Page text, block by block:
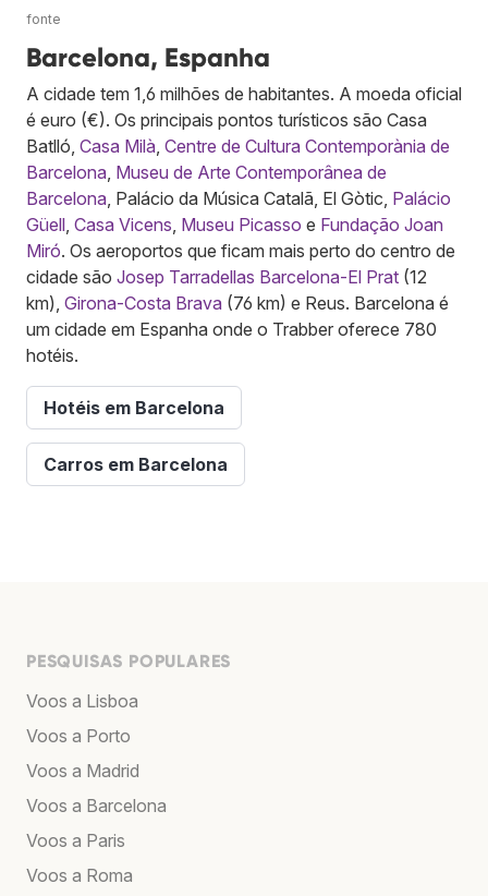
fonte
Barcelona, Espanha
A cidade tem 1,6 milhões de habitantes. A moeda oficial
é euro (€). Os principais pontos turísticos são Casa
Batlló, Casa Milà Centre de Cultura Contemporània de
Barcelona Museu de Arte Contemporânea de
Barcelona , Palácio da Música Catalã, El Gòtic, Palácio
Güell Casa Vicens Museu Picasso e Fundação Joan
Miró. Os aeroportos que ficam mais perto do centro de
cidade são Josep Tarradellas Barcelona-El Prat (12
km), Girona-Costa Brava (76 km) e Reus. Barcelona é
um cidade em Espanha onde o Trabber oferece 780
hotéis.
Hotéis em Barcelona
Carros em Barcelona
PESQUISAS POPULARES
Voos a Lisboa
Voos a Porto
Voos a Madrid
Voos a Barcelona
Voos a Paris
Voos a Roma